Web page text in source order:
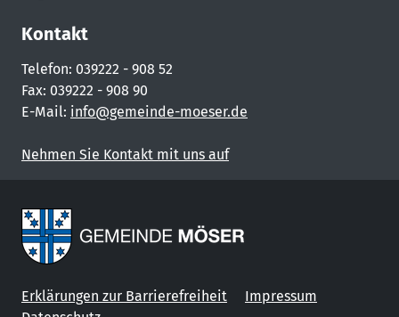
Kontakt
Telefon: 039222 - 908 52
Fax: 039222 - 908 90
E-Mail: info@gemeinde-moeser.de
Nehmen Sie Kontakt mit uns auf
Erklärungen zur Barrierefreiheit
Impressum